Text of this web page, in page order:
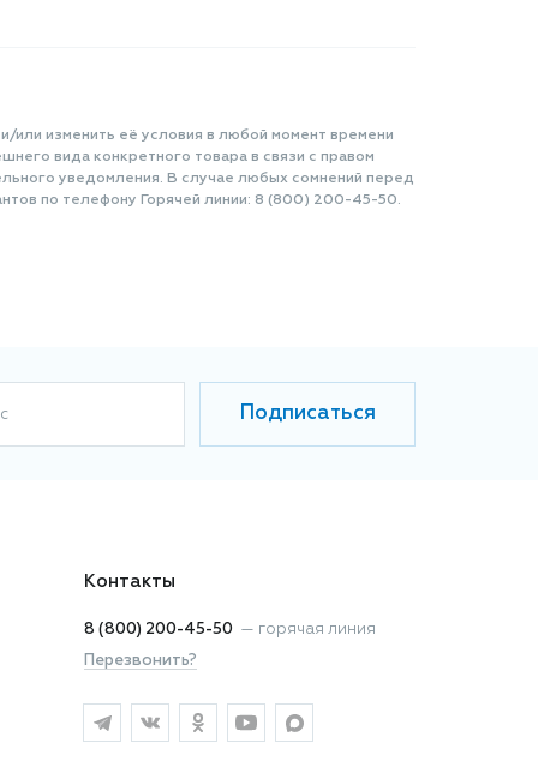
или изменить её условия в любой момент времени
вида конкретного товара в связи с правом
уведомления. В случае любых сомнений перед
по телефону Горячей линии: 8 (800) 200-45-50.
Подписаться
Контакты
8 (800) 200-45-50 — горячая линия
Перезвонить?